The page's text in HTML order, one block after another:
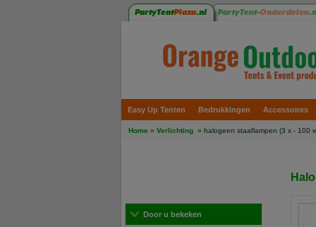
Easy Up Tenten Bedrukkingen Accessoires
Home » Verlichting » halogeen staaflampen (3 x - 100
Door u bekeken